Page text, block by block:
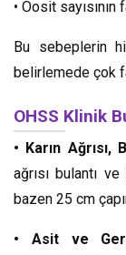
• Oosit sayısının
Bu sebeplerin
belirlemede çok
OHSS Klinik
• Karın Ağrısı,
ağrısı bulantı
bazen 25 cm
• Asit ve